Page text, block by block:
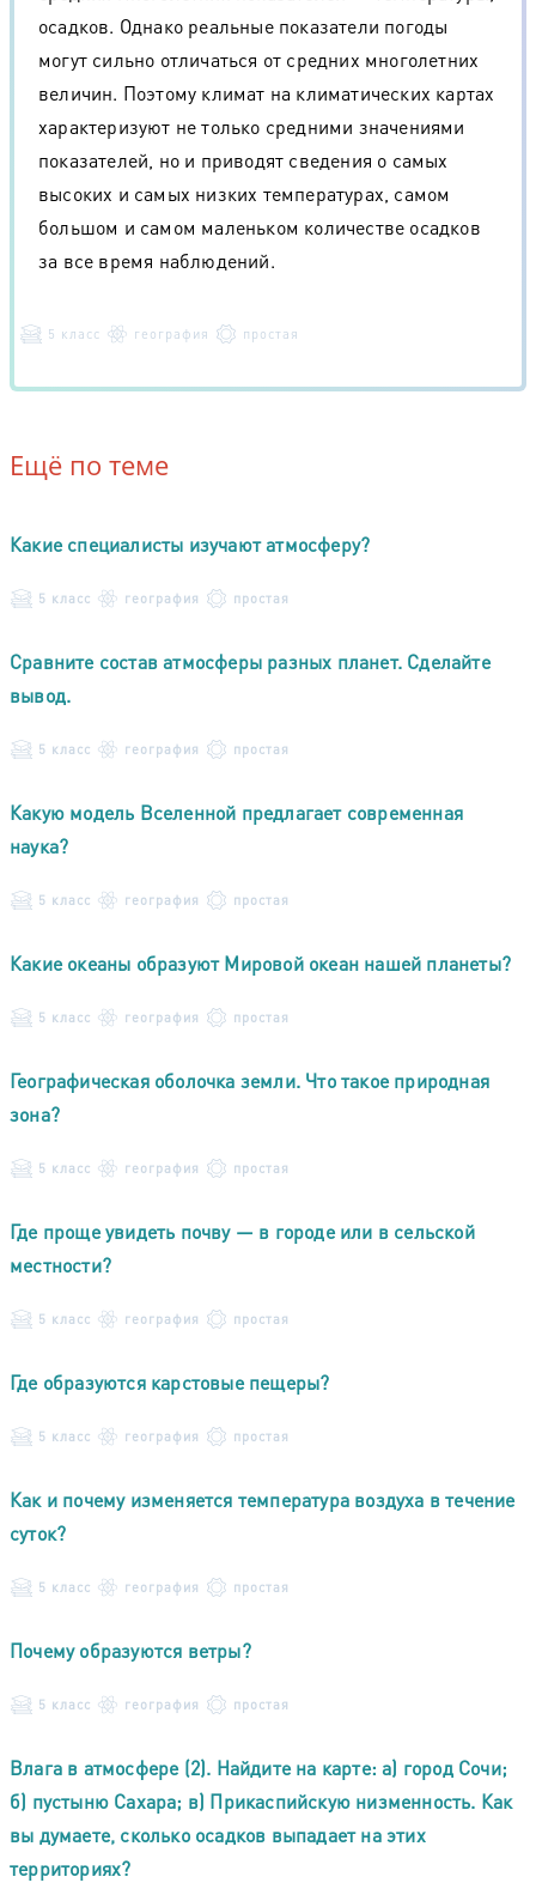
осадков. Однако реальные показатели погоды
могут сильно отличаться от средних многолетних
величин. Поэтому климат на климатических картах
характеризуют не только средними значениями
показателей, но и приводят сведения о самых
высоких и самых низких температурах, самом
большом и самом маленьком количестве осадков
за все время наблюдений.
5 класс география простая
Ещё по теме
Какие специалисты изучают атмосферу?
5 класс география простая
Сравните состав атмосферы разных планет. Сделайте
вывод.
5 класс география простая
Какую модель Вселенной предлагает современная
наука?
5 класс география простая
Какие океаны образуют Мировой океан нашей планеты?
5 класс география простая
Географическая оболочка земли. Что такое природная
зона?
5 класс география простая
Где проще увидеть почву — в городе или в сельской
местности?
5 класс география простая
Где образуются карстовые пещеры?
5 класс география простая
Как и почему изменяется температура воздуха в течение
суток?
5 класс география простая
Почему образуются ветры?
5 класс география простая
Влага в атмосфере (2). Найдите на карте: а) город Сочи;
б) пустыню Сахара; в) Прикаспийскую низменность. Как
вы думаете, сколько осадков выпадает на этих
территориях?